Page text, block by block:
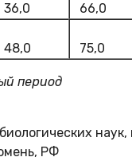
36,0 66,0
48,0 75,0
период
РФ